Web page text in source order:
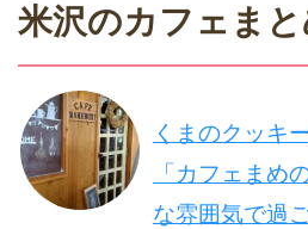
米沢のカフェまと
くまのクッキ
「カフェまめ
な雰囲気で過